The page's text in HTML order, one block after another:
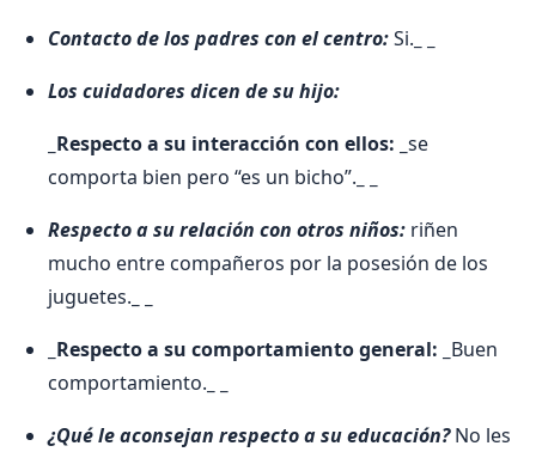
Contacto de los padres con el centro:Si.
Los cuidadores dicen de su hijo:
_Respecto a su interacción con ellos: _ se
comporta bien pero “es un bicho”.
Respecto a su relación con otros niños: riñen
mucho entre compañeros por la posesión de los
juguetes.
_Respecto a su comportamiento general: _ Buen
comportamiento.
¿Qué le aconsejan respecto a su educación?No les